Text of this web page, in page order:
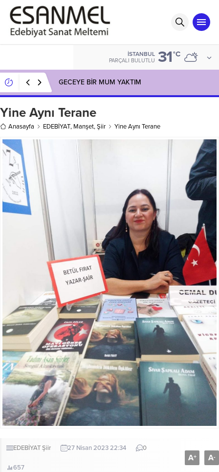
İSTANBUL
PARÇALI BULUTLU 31°C
GECEYE BİR MUM YAKTIM
Yine Aynı Terane
Anasayfa EDEBİYAT, Manşet,Şiir Yine Aynı Terane
EDEBİYATŞiir 27 Nisan 2023 22:34 0
657
A+ A-